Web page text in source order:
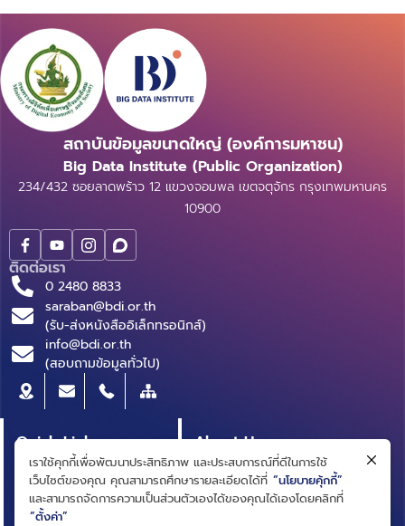
สถาบันข้อมูลขนาดใหญ่ (องค์การมหาชน)
Big Data Institute (Public Organization)
234/432 ซอยลาดพร้าว 12 แขวงจอมพล เขตจตุจักร กรุงเทพมหานคร
10900
ติดต่อเรา
0 2480 8833
saraban@bdi.or.th
(รับ-ส่งหนังสืออิเล็กทรอนิกส์)
info@bdi.or.th
(สอบถามข้อมูลทั่วไป)
Quick Link
หลักสูตรผู้บริหาร
สารบัญบัญชีธุรกิจ
(BRIDGE)
About Us
ความเป็นมา
วิสัยทัศน์ ภารกิจ
เราใช้คุกกี้เพื่อพัฒนาประสิทธิภาพ และประสบการณ์ที่ดีในการใช้
เว็บไซต์ของคุณ คุณสามารถศึกษารายละเอียดได้ที่ “นโยบายคุ้กกี้”
และสามารถจัดการความเป็นส่วนตัวเองได้ของคุณได้เองโดยคลิกที่
“ตั้งค่า”